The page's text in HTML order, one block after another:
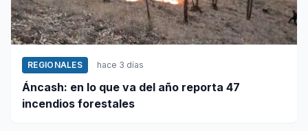
REGIONALES hace 3 días
Áncash: en lo que va del año reporta 47
incendios forestales